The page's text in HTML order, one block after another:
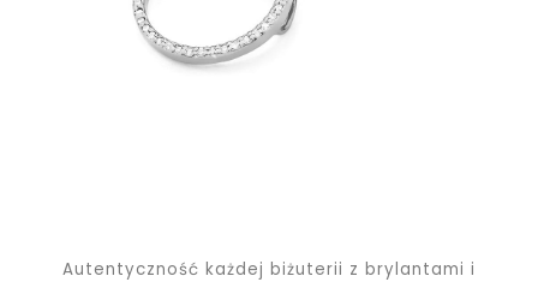
Autentyczność każdej biżuterii z brylantami i